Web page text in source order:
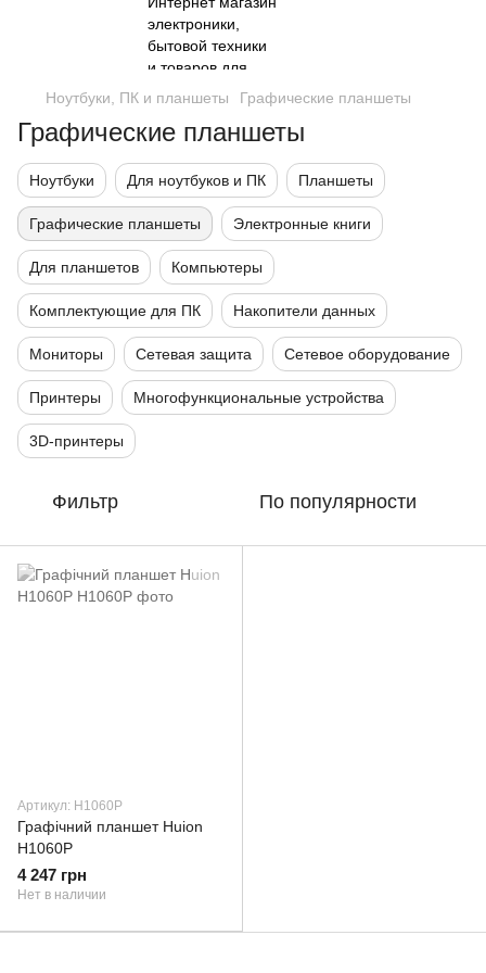
Ноутбуки, ПК и планшеты Графические планшеты
Графические планшеты
Ноутбуки Для ноутбуков и ПК Планшеты
Графические планшеты Электронные книги
Для планшетов Компьютеры
Комплектующие для ПК Накопители данных
Мониторы Сетевая защита Сетевое оборудование
Принтеры Многофункциональные устройства
3D-принтеры
Фильтр По популярности
Артикул: H1060P
Графічний планшет Huion
H1060P
4 247 грн
Нет в наличии